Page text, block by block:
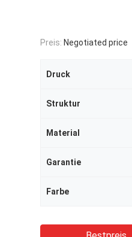
Preis: Negotiated price
Druck
Struktur
Material
Garantie
Farbe